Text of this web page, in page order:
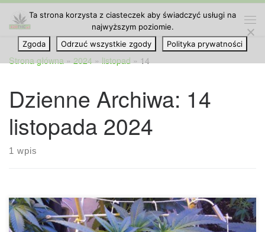
Przejdź do treści
Strona główna » 2024 » listopad » 14
Dzienne Archiwa: 14
listopada 2024
1 wpis
Ta strona korzysta z ciasteczek aby świadczyć usługi na
najwyższym poziomie.
Zgoda
Odrzuć wszystkie zgody Polityka prywatności